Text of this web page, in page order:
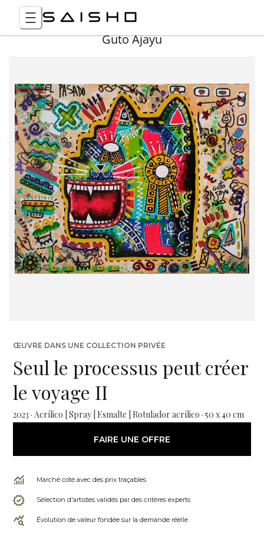
Guto Ajayu
ŒUVRE DANS UNE COLLECTION PRIVÉE
Seul le processus peut créer
le voyage II
2023 · Acrílico | Spray | Esmalte | Rotulador acrílico · 50 x 40 cm
FAIRE UNE OFFRE
Marché coté avec des prix traçables
Sélection d'artistes validés par des critères experts
Évolution de valeur fondée sur la demande réelle